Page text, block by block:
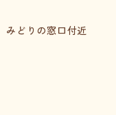
どりの窓口付近